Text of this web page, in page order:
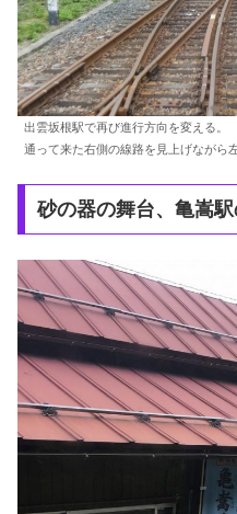
出雲坂根駅で再び進行方向を変える。
通って来た右側の線路を見上げながら
砂の器の舞台、亀嵩